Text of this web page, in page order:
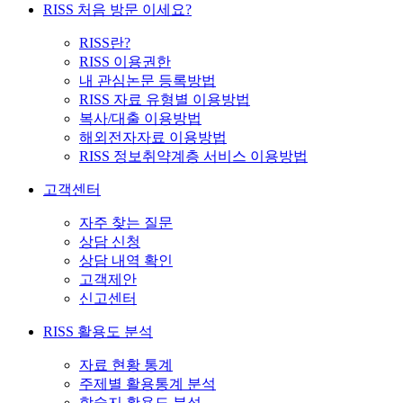
RISS 처음 방문 이세요?
RISS란?
RISS 이용권한
내 관심논문 등록방법
RISS 자료 유형별 이용방법
복사/대출 이용방법
해외전자자료 이용방법
RISS 정보취약계층 서비스 이용방법
고객센터
자주 찾는 질문
상담 신청
상담 내역 확인
고객제안
신고센터
RISS 활용도 분석
자료 현황 통계
주제별 활용통계 분석